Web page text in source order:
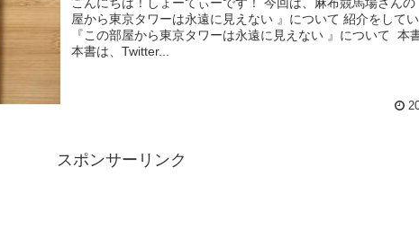
屋から東京タワーは永遠に見えない 』について 紹介をしてい
『この部屋から東京タワーは永遠に見えない 』について 本
本書は、Twitter...
スポンサーリンク